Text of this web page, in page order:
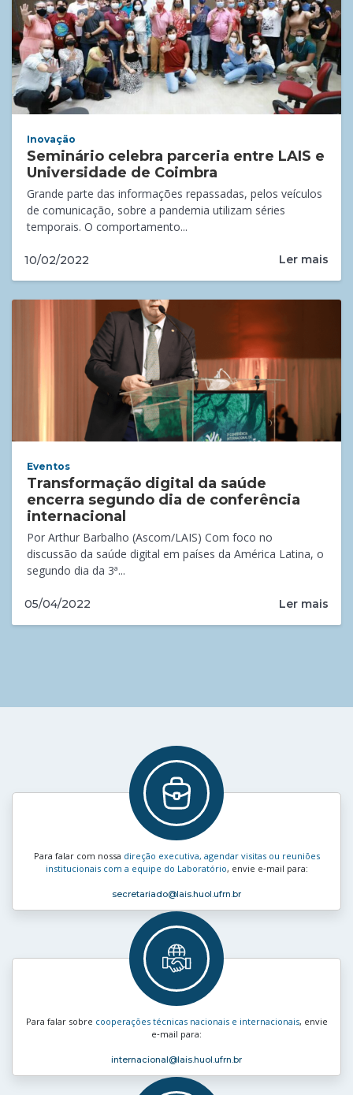
Inovação
Seminário celebra parceria entre LAIS e
Universidade de Coimbra
Grande parte das informações repassadas, pelos veículos
de comunicação, sobre a pandemia utilizam séries
temporais. O comportamento...
10/02/2022 Ler mais
Eventos
Transformação digital da saúde
encerra segundo dia de conferência
internacional
Por Arthur Barbalho (Ascom/LAIS) Com foco no
discussão da saúde digital em países da América Latina, o
segundo dia da 3ª...
05/04/2022 Ler mais
Para falar com nossa direção executiva, agendar visitas ou reuniões
institucionais com a equipe do Laboratório, envie e‑mail para:
secretariado@lais.huol.ufrn.br
Para falar sobre cooperações técnicas nacionais e internacionais, envie
e‑mail para:
internacional@lais.huol.ufrn.br